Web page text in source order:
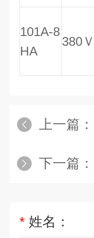
101A-8
HA
380Ｖ
上一篇：
下一篇：
* 姓名：